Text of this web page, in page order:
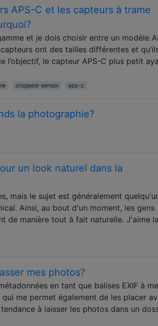
APS-C et les capteurs à trame
et je dois choisir entre un modèle
ont des tailles différentes et
l’objectif, le capteur APS-C plus petit
cropped-sensor aps-c
la photographie?
un look naturel dans la
mais le sujet est généralement
Ainsi, au bout d'un moment, les gens
de manière tout à fait naturelle. J'aime la
mes photos?
en tant que balises EXIF ​​à
me permet également de les placer
à laisser les photos dans un